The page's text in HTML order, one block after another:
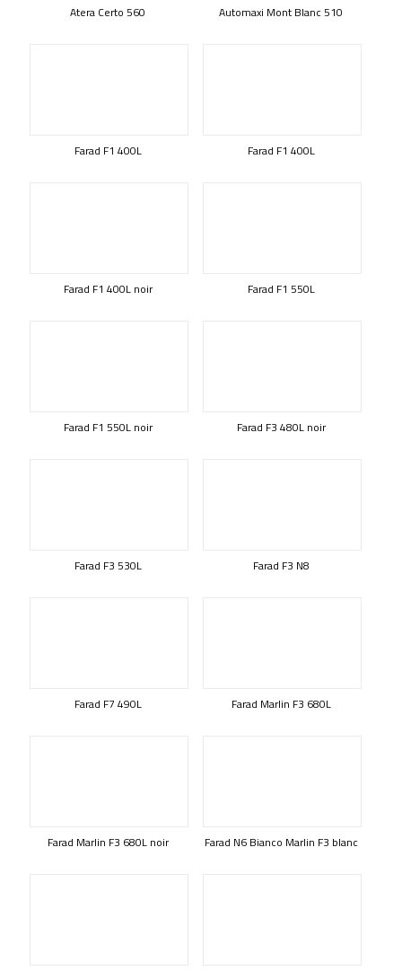
Atera Certo 560 Automaxi Mont Blanc 510
Farad F1 400L Farad F1 400L
Farad F1 400L noir Farad F1 550L
Farad F1 550L noir Farad F3 480L noir
Farad F3 530L Farad F3 N8
Farad F7 490L Farad Marlin F3 680L
Farad Marlin F3 680L noir Farad N6 Bianco Marlin F3 blanc